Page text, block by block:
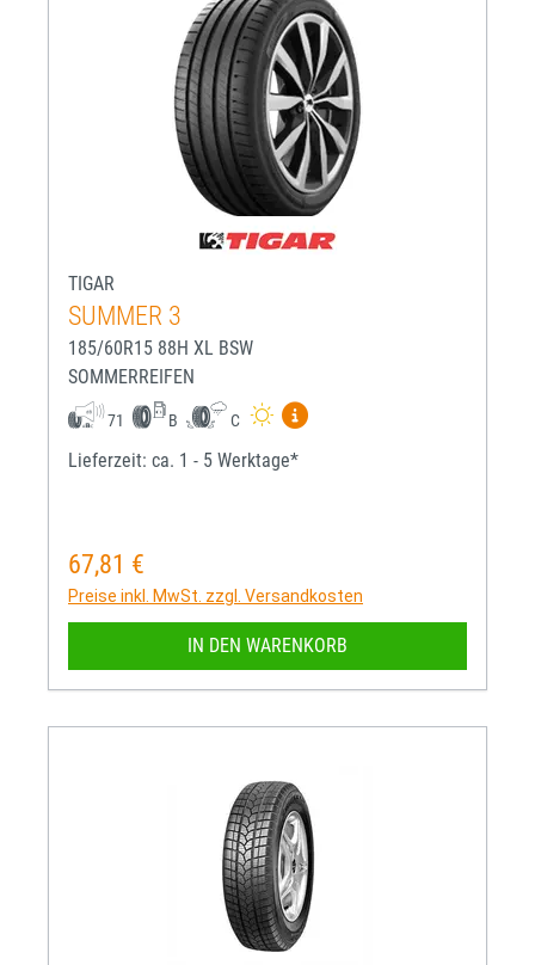
TIGAR
SUMMER 3
185/60R15 88H XL BSW
SOMMERREIFEN
71 B C
Mehr Informationen zum
Lieferzeit: ca. 1 - 5 Werktage*
Regulärer Preis:
67,81 €
Preise inkl. MwSt. zzgl. Versandkosten
IN DEN WARENKORB